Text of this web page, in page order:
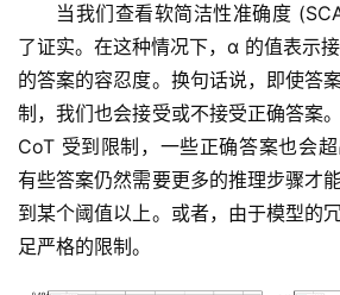
当我们查看软简洁性准确度
了证实。在这种情况下，α 的值表示
的答案的容忍度。换句话说，即使答
制，我们也会接受或不接受正确答案
CoT 受到限制，一些正确答案也会
有些答案仍然需要更多的推理步骤才
到某个阈值以上。或者，由于模型的
足严格的限制。